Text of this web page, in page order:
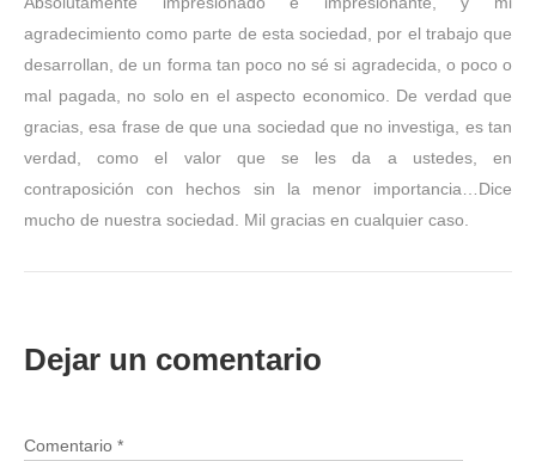
agradecimiento como parte de esta sociedad, por el trabajo que
desarrollan, de un forma tan poco no sé si agradecida, o poco o
mal pagada, no solo en el aspecto economico. De verdad que
gracias, esa frase de que una sociedad que no investiga, es tan
verdad, como el valor que se les da a ustedes, en
contraposición con hechos sin la menor importancia…Dice
mucho de nuestra sociedad. Mil gracias en cualquier caso.
Dejar un comentario
Comentario *